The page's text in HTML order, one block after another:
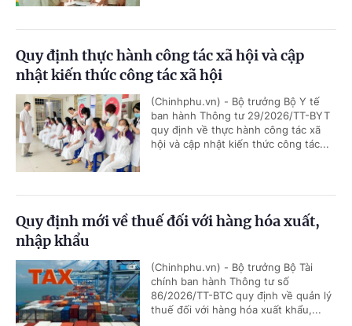
Quy định thực hành công tác xã hội và cập
nhật kiến thức công tác xã hội
(Chinhphu.vn) - Bộ trưởng Bộ Y tế
ban hành Thông tư 29/2026/TT-BYT
quy định về thực hành công tác xã
hội và cập nhật kiến thức công tác...
Quy định mới về thuế đối với hàng hóa xuất,
nhập khẩu
(Chinhphu.vn) - Bộ trưởng Bộ Tài
chính ban hành Thông tư số
86/2026/TT-BTC quy định về quản lý
thuế đối với hàng hóa xuất khẩu,...